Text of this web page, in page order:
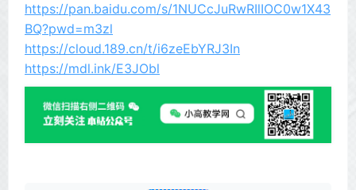
https://pan.baidu.com/s/1NUCcJuRwRIlIOC0w1X43
BQ?pwd=m3zl
https://cloud.189.cn/t/i6zeEbYRJ3In
https://mdl.ink/E3JObl